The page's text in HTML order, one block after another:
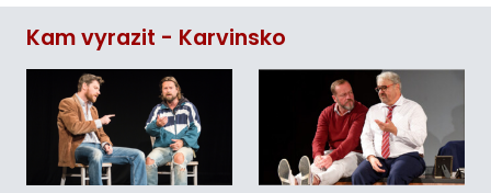
Kam vyrazit - Karvinsko